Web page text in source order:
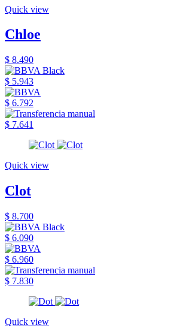
Quick view
Chloe
$ 8.490
$ 5.943
$ 6.792
$ 7.641
Quick view
Clot
$ 8.700
$ 6.090
$ 6.960
$ 7.830
Quick view